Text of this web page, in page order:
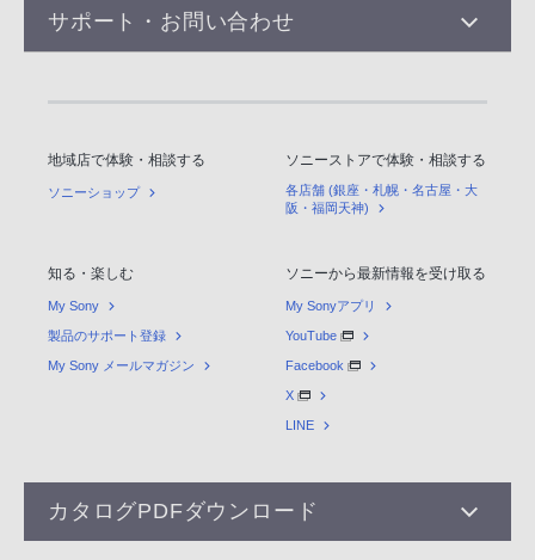
サポート・お問い合わせ
地域店で体験・相談する
ソニーショップ
ソニーストアで体験・相談する
各店舗 (銀座・札幌・名古屋・大
阪・福岡天神)
知る・楽しむ
My Sony
製品のサポート登録
My Sony メールマガジン
ソニーから最新情報を受け取る
My Sonyアプリ
YouTube
Facebook
X
LINE
カタログPDFダウンロード